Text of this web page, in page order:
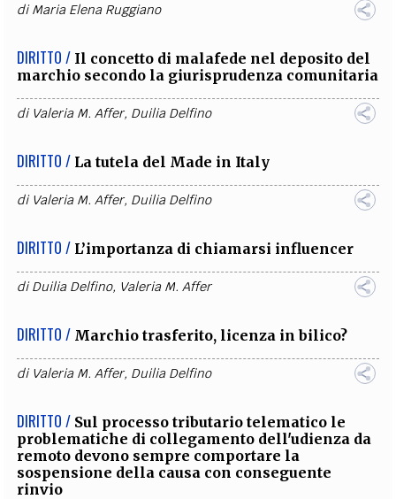
diMaria Elena Ruggiano
DIRITTO / Il concetto di malafede nel deposito del
marchio secondo la giurisprudenza comunitaria
di Valeria M. Affer, Duilia Delfino
DIRITTO / La tutela del Made in Italy
di Valeria M. Affer, Duilia Delfino
DIRITTO / L’importanza di chiamarsi influencer
diDuilia Delfino, Valeria M. Affer
DIRITTO / Marchio trasferito, licenza in bilico?
di Valeria M. Affer, Duilia Delfino
DIRITTO / Sul processo tributario telematico le
problematiche di collegamento dell'udienza da
remoto devono sempre comportare la
sospensione della causa con conseguente
rinvio